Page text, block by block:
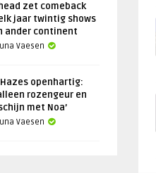
zet comeback
jaar twintig shows
ander continent
Vaesen
openhartig:
rozengeur en
met Noa’
Vaesen